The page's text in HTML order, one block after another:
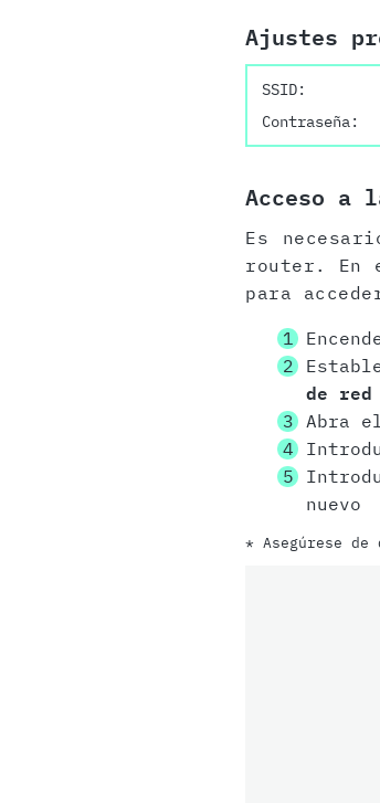
Ajustes
SSID:
Contraseña:
Acceso a
Es
router. En
para
de red
Abra
nuevo
* Asegúrese